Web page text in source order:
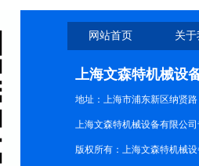
网站首页 关
上海文森特机械设
地址：上海市浦东新区纳贤路
上海文森特机械设备有限公
版权所有：上海文森特机械